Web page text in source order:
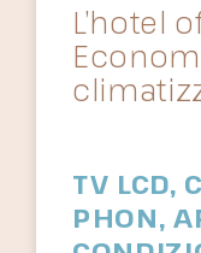
L’hotel
TV LCD,
PHON,